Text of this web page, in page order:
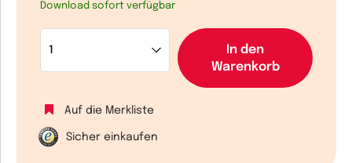
Download sofort verfügbar
In den
Warenkorb
Auf die Merkliste
Sicher einkaufen